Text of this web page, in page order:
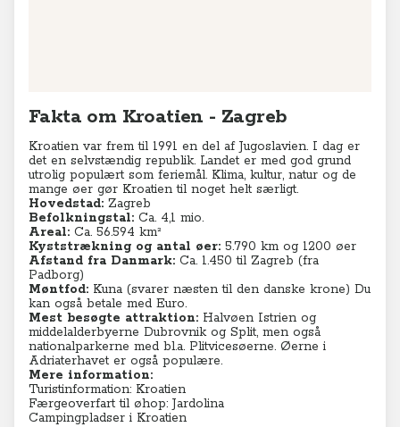
Fakta om Kroatien - Zagreb
Kroatien var frem til 1991 en del af Jugoslavien. I dag er
det en selvstændig republik. Landet er med god grund
utrolig populært som feriemål. Klima, kultur, natur og de
mange øer gør Kroatien til noget helt særligt.
Hovedstad: Zagreb
Befolkningstal: Ca. 4,1 mio.
Areal: Ca. 56.594 km²
Kyststrækning og antal øer: 5.790 km og 1200 øer
Afstand fra Danmark: Ca. 1.450 til Zagreb (fra
Padborg)
Møntfod: Kuna (svarer næsten til den danske krone) Du
kan også betale med Euro.
Mest besøgte attraktion: Halvøen Istrien og
middelalderbyerne Dubrovnik og Split, men også
nationalparkerne med bl.a. Plitvicesøerne. Øerne i
Adriaterhavet er også populære.
Mere information:
Turistinformation: Kroatien
Færgeoverfart til øhop: Jardolina
Campingpladser i Kroatien